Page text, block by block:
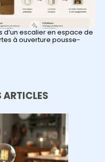
escalier en espace de
à ouverture pousse-
ARTICLES